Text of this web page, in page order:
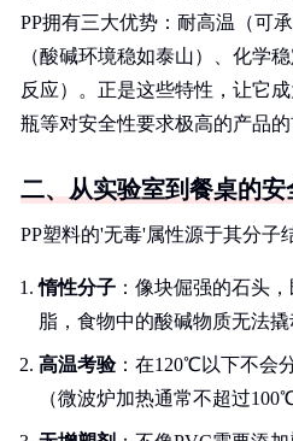
PP拥有三大优势：耐高温（可
（酸碱环境稳如泰山）、化学
反应）。正是这些特性，让它
瓶等对安全性要求极高的产品的
二、从实验室到餐桌的安
PP塑料的'无毒'属性源于其分子
惰性分子 ：像块倔强的石头
脂，食物中的酸碱物质无法
高温考验：在120℃以下不会
（微波炉加热通常不超过100℃